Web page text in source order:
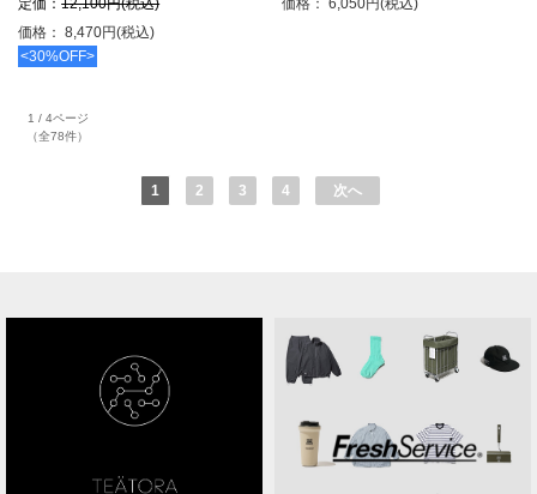
定価：12,100円(税込)
価格： 8,470円(税込)
<30%OFF>
価格： 6,050円(税込)
1 / 4ページ
（全78件）
1 2 3 4 次へ